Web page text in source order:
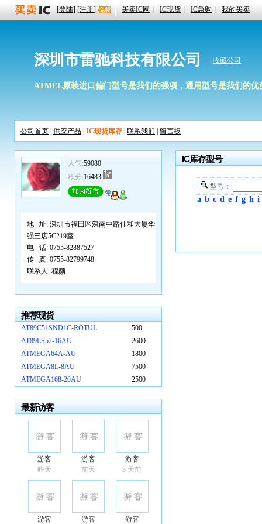
[登陆] [注册] 买卖IC网 IC现货 IC急购 我的买卖
深圳市雷驰科技有限公司 收藏公司
ATMEL原装进口偏门型号是我们的强项，通用型号是我们的优
公司首页 供应产品 IC现货库存 联系我们 留言板
人气:59080
积分:16483
地 址: 深圳市福田区深南中路佳和大厦华
强三店5C219室
电 话: 0755-82887527
传 真: 0755-82799748
联系人: 程颜
推荐现货
AT89C51SND1C-ROTUL
500
AT89LS52-16AU
2600
ATMEGA64A-AU
1800
ATMEGA8L-8AU
7500
ATMEGA168-20AU
2500
最新访客
游客
昨天
游客
前天
游客
3 天前
游客
游客
游客
IC库存型号
型号：
a b c d e f g h i